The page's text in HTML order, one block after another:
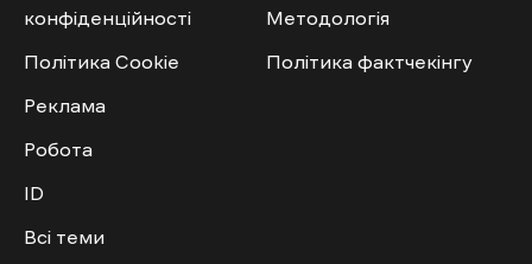
конфіденційності
Політика Cookie
Реклама
Робота
ID
Всі теми
Методологія
Політика фактчекінгу